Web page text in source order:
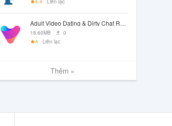
4.4
Liên lạc
Adult Video Dating & Dirty Chat Rooms — Video Live
18.60MB
0
4
Liên lạc
Thêm »